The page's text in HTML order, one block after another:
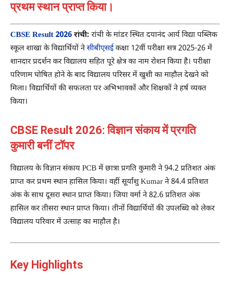
प्रथम स्थान प्राप्त किया।
CBSE Result 2026 रांची: रांची के मांडर स्थित दयानंद आर्य विद्या पब्लिक
स्कूल शाखा के विद्यार्थियों नेसीबीएसईकक्षा 12वीं परीक्षा सत्र 2025-26 में
शानदार प्रदर्शन कर विद्यालय सहित पूरे क्षेत्र का नाम रोशन किया है। परीक्षा
परिणाम घोषित होने के बाद विद्यालय परिसर में खुशी का माहौल देखने को
मिला। विद्यार्थियों की सफलता पर अभिभावकों और शिक्षकों ने हर्ष व्यक्त
किया।
CBSE Result 2026: विज्ञान संकाय में प्रगति
कुमारी बनीं टॉपर
विद्यालय के विज्ञान संकाय PCB में छात्रा प्रगति कुमारी ने 94.2 प्रतिशत अंक
प्राप्त कर प्रथम स्थान हासिल किया। वहीं सूर्यांशु Kumar ने 84.4 प्रतिशत
अंक के साथ दूसरा स्थान प्राप्त किया। जिया वर्मा ने 82.6 प्रतिशत अंक
हासिल कर तीसरा स्थान प्राप्त किया। तीनों विद्यार्थियों की उपलब्धि को लेकर
विद्यालय परिवार में उत्साह का माहौल है।
Key Highlights